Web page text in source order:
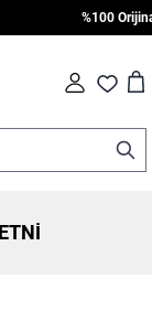
%100 Orijinal •
Fav Cart